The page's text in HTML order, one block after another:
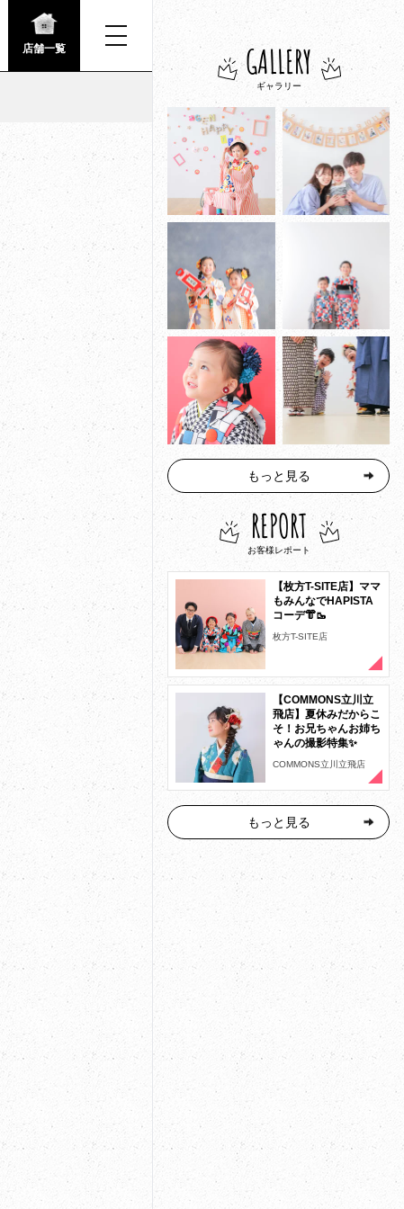
店舗一覧 GALLERY
ギャラリー
もっと見る
REPORT
お客様レポート
【枚方T-SITE店】ママ
もみんなでHAPISTA
コーデ👘🥾
枚方T-SITE店
【COMMONS立川立
飛店】夏休みだからこ
そ！お兄ちゃんお姉ち
ゃんの撮影特集✨
COMMONS立川立飛店
もっと見る